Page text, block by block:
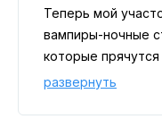
Теперь мой
вампиры-ночные
которые
граждан, а моя
своими
развернуть